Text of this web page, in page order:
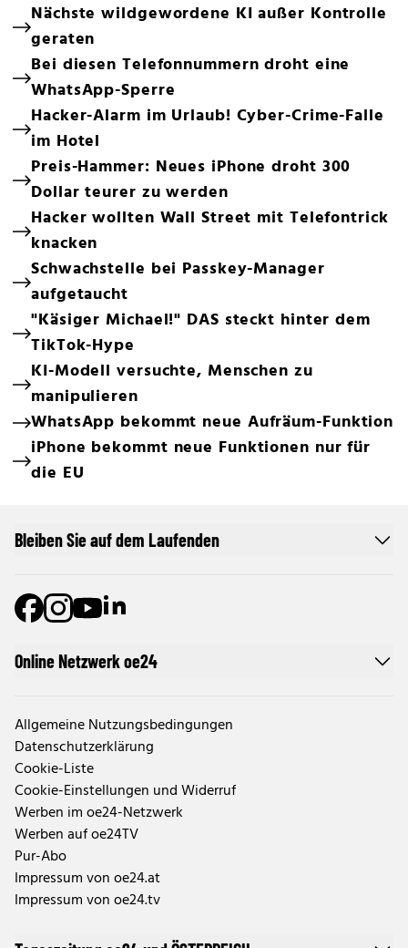
Nächste wildgewordene KI außer Kontrolle
geraten
Bei diesen Telefonnummern droht eine
WhatsApp-Sperre
Hacker-Alarm im Urlaub! Cyber-Crime-Falle
im Hotel
Preis-Hammer: Neues iPhone droht 300
Dollar teurer zu werden
Hacker wollten Wall Street mit Telefontrick
knacken
Schwachstelle bei Passkey-Manager
aufgetaucht
"Käsiger Michael!" DAS steckt hinter dem
TikTok-Hype
KI-Modell versuchte, Menschen zu
manipulieren
WhatsApp bekommt neue Aufräum-Funktion
iPhone bekommt neue Funktionen nur für
die EU
Online Netzwerk oe24
Allgemeine Nutzungsbedingungen
Datenschutzerklärung
Cookie-Liste
Cookie-Einstellungen und Widerruf
Werben im oe24-Netzwerk
Werben auf oe24TV
Pur-Abo
Impressum von oe24.at
Impressum von oe24.tv
Bleiben Sie auf dem Laufenden